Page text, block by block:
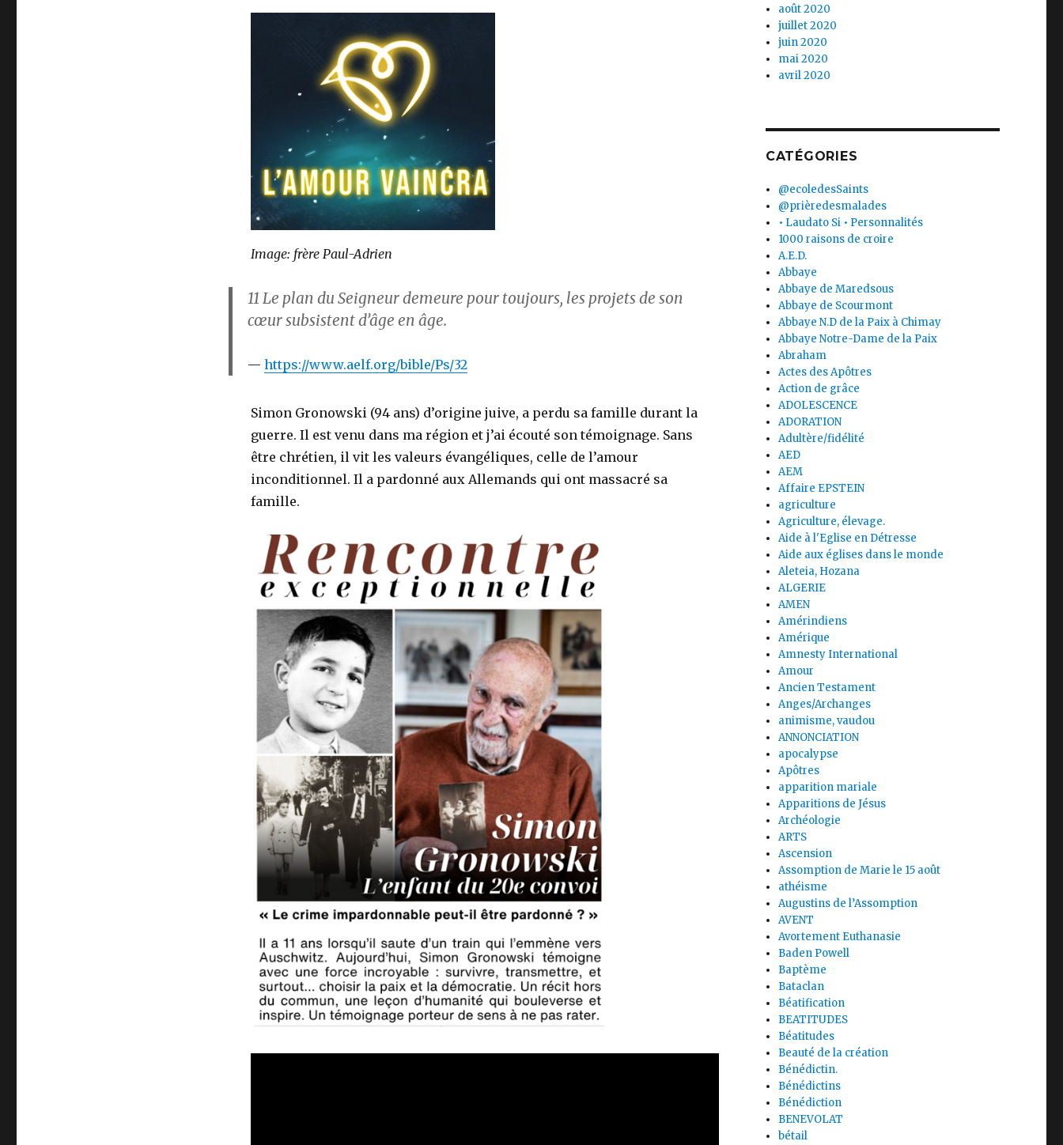
Image: frère Paul-Adrien
11 Le plan du Seigneur demeure pour toujours, les projets de son
cœur subsistent d’âge en âge.
https://www.aelf.org/bible/Ps/32
Simon Gronowski (94 ans) d’origine juive, a perdu sa famille durant la
guerre. Il est venu dans ma région et j’ai écouté son témoignage. Sans
être chrétien, il vit les valeurs évangéliques, celle de l’amour
inconditionnel. Il a pardonné aux Allemands qui ont massacré sa
famille.
août 2020
juillet 2020
juin 2020
mai 2020
avril 2020
CATÉGORIES
@ecoledesSaints
@prièredesmalades
• Laudato Si • Personnalités
1000 raisons de croire
A.E.D.
Abbaye
Abbaye de Maredsous
Abbaye de Scourmont
Abbaye N.D de la Paix à Chimay
Abbaye Notre-Dame de la Paix
Abraham
Actes des Apôtres
Action de grâce
ADOLESCENCE
ADORATION
Adultère/fidélité
AED
AEM
Affaire EPSTEIN
agriculture
Agriculture, élevage.
Aide à l'Eglise en Détresse
Aide aux églises dans le monde
Aleteia, Hozana
ALGERIE
AMEN
Amérindiens
Amérique
Amnesty International
Amour
Ancien Testament
Anges/Archanges
animisme, vaudou
ANNONCIATION
apocalypse
Apôtres
apparition mariale
Apparitions de Jésus
Archéologie
ARTS
Ascension
Assomption de Marie le 15 août
athéisme
Augustins de l’Assomption
AVENT
Avortement Euthanasie
Baden Powell
Baptème
Bataclan
Béatification
BEATITUDES
Béatitudes
Beauté de la création
Bénédictin.
Bénédictins
Bénédiction
BENEVOLAT
bétail